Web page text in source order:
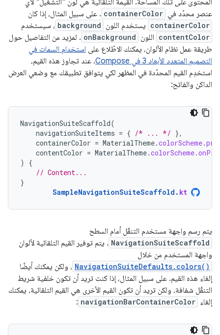
عنصر محدّد في containerColor . على سبيل المثال، إذا كان
containerColor يستخدم اللون background ، سيستخدم
contentColor اللون onBackground . لمزيد من التفاصيل حول
طريقة عمل نظام الألوان، يمكنك الاطّلاع على استخدام السمات في
التصميم المتعدد الأبعاد 3 في Compose
. عند تجاوز هذه القيم،
استخدِم القيم المحدّدة في المظهر لكي يتوافق تطبيقك مع وضعي العرض
الداكن والفاتح:
NavigationSuiteScaffold(
navigationSuiteItems = { /* ... */ },
containerColor = MaterialTheme.colorScheme.
contentColor = MaterialTheme.colorScheme.
)
{
// Content...
}
SampleNavigationSuiteScaffold . kt
يتم رسم واجهة مستخدم التنقّل أمام السطح
NavigationSuiteScaffold . يتم توفير القيم التلقائية لألوان
واجهة المستخدم من خلال
NavigationSuiteDefaults.colors() ، ولكن يمكنك أيضًا
إلغاء هذه القيم. على سبيل المثال، إذا كنت تريد أن تكون خلفية شريط
التنقّل شفافة، ولكن تريد أن تكون القيم الأخرى هي القيم التلقائية، يمكنك
إلغاء navigationBarContainerColor
: